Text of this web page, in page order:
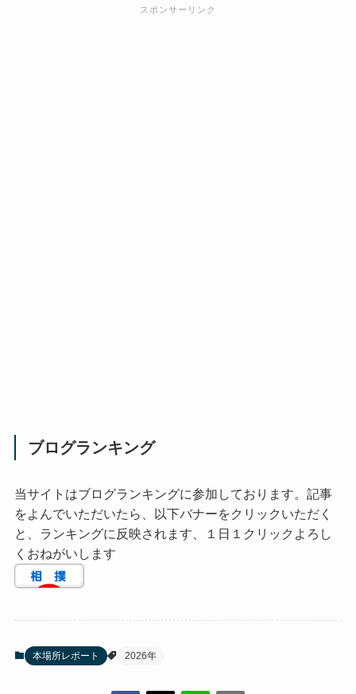
スポンサーリンク
ブログランキング
当サイトはブログランキングに参加しております。記事
をよんでいただいたら、以下バナーをクリックいただく
と、ランキングに反映されます、１日１クリックよろし
くおねがいします
本場所レポート 2026年